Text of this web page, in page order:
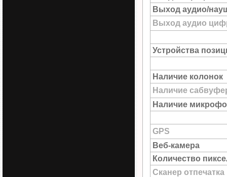
Выход аудио/
Выход аудио
Устройства
Наличие колонок
Наличие
Наличие
GPS
Веб-камера
Количество
Сканер